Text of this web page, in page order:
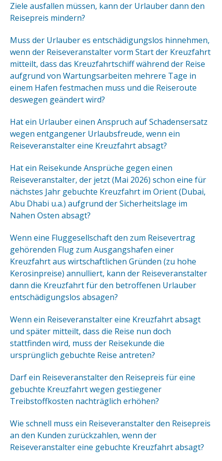
Ziele ausfallen müssen, kann der Urlauber dann den
Reisepreis mindern?
Muss der Urlauber es entschädigungslos hinnehmen,
wenn der Reiseveranstalter vorm Start der Kreuzfahrt
mitteilt, dass das Kreuzfahrtschiff während der Reise
aufgrund von Wartungsarbeiten mehrere Tage in
einem Hafen festmachen muss und die Reiseroute
deswegen geändert wird?
Hat ein Urlauber einen Anspruch auf Schadensersatz
wegen entgangener Urlaubsfreude, wenn ein
Reiseveranstalter eine Kreuzfahrt absagt?
Hat ein Reisekunde Ansprüche gegen einen
Reiseveranstalter, der jetzt (Mai 2026) schon eine für
nächstes Jahr gebuchte Kreuzfahrt im Orient (Dubai,
Abu Dhabi u.a.) aufgrund der Sicherheitslage im
Nahen Osten absagt?
Wenn eine Fluggesellschaft den zum Reisevertrag
gehörenden Flug zum Ausgangshafen einer
Kreuzfahrt aus wirtschaftlichen Gründen (zu hohe
Kerosinpreise) annulliert, kann der Reiseveranstalter
dann die Kreuzfahrt für den betroffenen Urlauber
entschädigungslos absagen?
Wenn ein Reiseveranstalter eine Kreuzfahrt absagt
und später mitteilt, dass die Reise nun doch
stattfinden wird, muss der Reisekunde die
ursprünglich gebuchte Reise antreten?
Darf ein Reiseveranstalter den Reisepreis für eine
gebuchte Kreuzfahrt wegen gestiegener
Treibstoffkosten nachträglich erhöhen?
Wie schnell muss ein Reiseveranstalter den Reisepreis
an den Kunden zurückzahlen, wenn der
Reiseveranstalter eine gebuchte Kreuzfahrt absagt?